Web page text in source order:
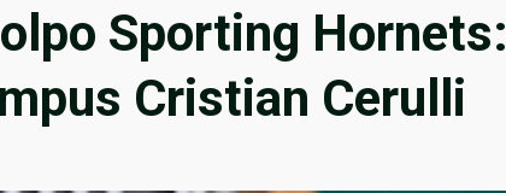
Sporting Hornets:
Cristian Cerulli